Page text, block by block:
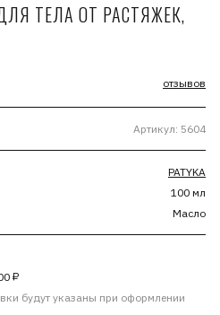
ТЕЛА ОТ РАСТЯЖЕК,
отзывов
Артикул: 5604
PATYKA
100 мл
Масло
₽
будут указаны при оформлении